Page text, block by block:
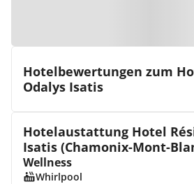
Hotelbewertungen zum
Odalys Isatis
Hotelaustattung Hotel
Isatis (Chamonix-Mont-
Wellness
Whirlpool